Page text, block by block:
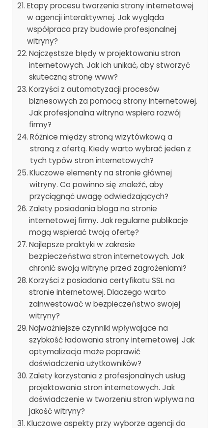
Etapy procesu tworzenia strony internetowej
w agencji interaktywnej. Jak wygląda
współpraca przy budowie profesjonalnej
witryny?
Najczęstsze błędy w projektowaniu stron
internetowych. Jak ich unikać, aby stworzyć
skuteczną stronę www?
Korzyści z automatyzacji procesów
biznesowych za pomocą strony internetowej.
Jak profesjonalna witryna wspiera rozwój
firmy?
Różnice między stroną wizytówkową a
stroną z ofertą. Kiedy warto wybrać jeden z
tych typów stron internetowych?
Kluczowe elementy na stronie głównej
witryny. Co powinno się znaleźć, aby
przyciągnąć uwagę odwiedzających?
Zalety posiadania bloga na stronie
internetowej firmy. Jak regularne publikacje
mogą wspierać twoją ofertę?
Najlepsze praktyki w zakresie
bezpieczeństwa stron internetowych. Jak
chronić swoją witrynę przed zagrożeniami?
Korzyści z posiadania certyfikatu SSL na
stronie internetowej. Dlaczego warto
zainwestować w bezpieczeństwo swojej
witryny?
Najważniejsze czynniki wpływające na
szybkość ładowania strony internetowej. Jak
optymalizacja może poprawić
doświadczenia użytkowników?
Zalety korzystania z profesjonalnych usług
projektowania stron internetowych. Jak
doświadczenie w tworzeniu stron wpływa na
jakość witryny?
Kluczowe aspekty przy wyborze agencji do